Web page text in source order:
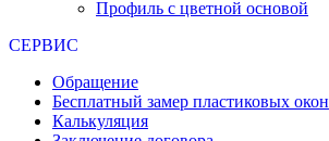
Профиль с цветной основой
СЕРВИС
Обращение
Бесплатный замер пластиковых окон
Калькуляция